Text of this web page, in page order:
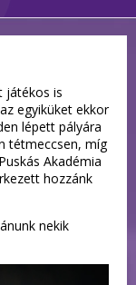
játékos is
egyiküket ekkor
lépett pályára
tétmeccsen, míg
Akadémia
hozzánk
nekik